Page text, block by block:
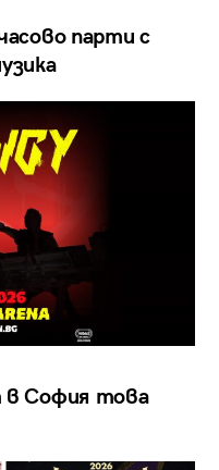
парти с
в София това